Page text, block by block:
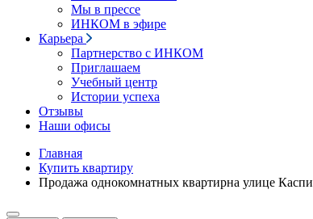
Мы в прессе
ИНКОМ в эфире
Карьера
Партнерство с ИНКОМ
Приглашаем
Учебный центр
Истории успеха
Отзывы
Наши офисы
Главная
Купить квартиру
Продажа однокомнатных квартирна улице